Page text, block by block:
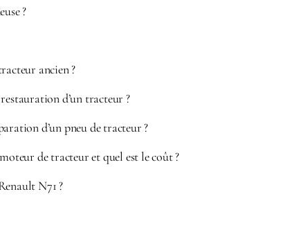
?
ancien ?
d’un tracteur ?
d’un pneu de tracteur ?
de tracteur et quel est le coût ?
N71 ?